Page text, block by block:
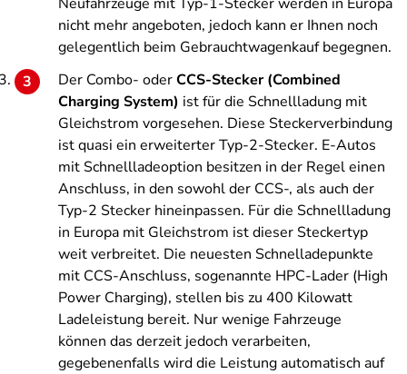
nicht mehr angeboten, jedoch kann er Ihnen noch
gelegentlich beim Gebrauchtwagenkauf begegnen.
Der Combo- oderCCS-Stecker (Combined
Charging System) ist für die Schnellladung mit
Gleichstrom vorgesehen. Diese Steckerverbindung
ist quasi ein erweiterter Typ-2-Stecker. E-Autos
mit Schnellladeoption besitzen in der Regel einen
Anschluss, in den sowohl der CCS-, als auch der
Typ-2 Stecker hineinpassen. Für die Schnellladung
in Europa mit Gleichstrom ist dieser Steckertyp
weit verbreitet. Die neuesten Schnelladepunkte
mit CCS-Anschluss, sogenannte HPC-Lader (High
Power Charging), stellen bis zu 400 Kilowatt
Ladeleistung bereit. Nur wenige Fahrzeuge
können das derzeit jedoch verarbeiten,
gegebenenfalls wird die Leistung automatisch auf